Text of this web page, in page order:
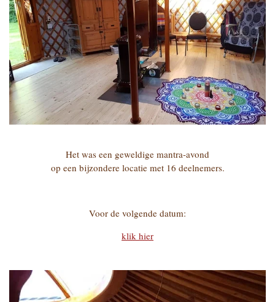
Het was een geweldige mantra-avond
op een bijzondere locatie met 16 deelnemers.
Voor de volgende datum:
klik hier